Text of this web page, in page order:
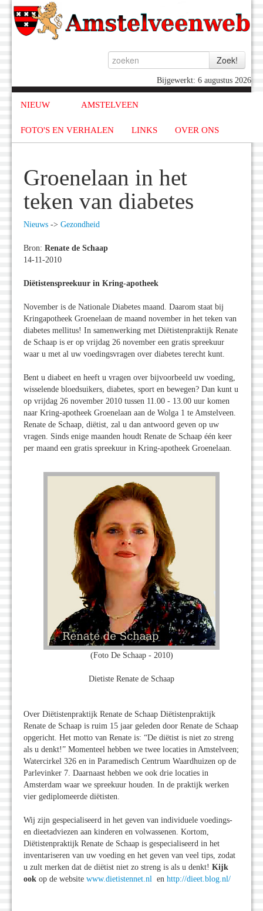
Bijgewerkt: 6 augustus 2026
NIEUW AMSTELVEEN
FOTO'S EN VERHALEN LINKS OVER ONS
Groenelaan in het
teken van diabetes
Nieuws -> Gezondheid
Bron: Renate de Schaap
14-11-2010
Diëtistenspreekuur in Kring-apotheek
November is de Nationale Diabetes maand. Daarom staat bij
Kringapotheek Groenelaan de maand november in het teken van
diabetes mellitus! In samenwerking met Diëtistenpraktijk Renate
de Schaap is er op vrijdag 26 november een gratis spreekuur
waar u met al uw voedingsvragen over diabetes terecht kunt.
Bent u diabeet en heeft u vragen over bijvoorbeeld uw voeding,
wisselende bloedsuikers, diabetes, sport en bewegen? Dan kunt u
op vrijdag 26 november 2010 tussen 11.00 - 13.00 uur komen
naar Kring-apotheek Groenelaan aan de Wolga 1 te Amstelveen.
Renate de Schaap, diëtist, zal u dan antwoord geven op uw
vragen. Sinds enige maanden houdt Renate de Schaap één keer
per maand een gratis spreekuur in Kring-apotheek Groenelaan.
(Foto De Schaap - 2010)
Dietiste Renate de Schaap
Over Diëtistenpraktijk Renate de Schaap Diëtistenpraktijk
Renate de Schaap is ruim 15 jaar geleden door Renate de Schaap
opgericht. Het motto van Renate is: “De diëtist is niet zo streng
als u denkt!” Momenteel hebben we twee locaties in Amstelveen;
Watercirkel 326 en in Paramedisch Centrum Waardhuizen op de
Parlevinker 7. Daarnaast hebben we ook drie locaties in
Amsterdam waar we spreekuur houden. In de praktijk werken
vier gediplomeerde diëtisten.
Wij zijn gespecialiseerd in het geven van individuele voedings-
en dieetadviezen aan kinderen en volwassenen. Kortom,
Diëtistenpraktijk Renate de Schaap is gespecialiseerd in het
inventariseren van uw voeding en het geven van veel tips, zodat
u zult merken dat de diëtist niet zo streng is als u denkt! Kijk
ook op de website www.dietistennet.nl en http://dieet.blog.nl/